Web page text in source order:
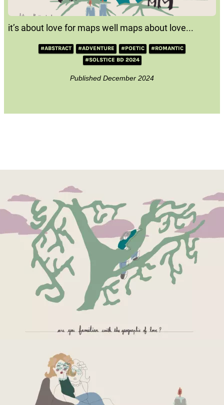
it’s about love for maps well maps about love...
#ABSTRACT #ADVENTURE #POETIC
#ROMANTIC
#SOLSTICE BD 2024
Published December 2024